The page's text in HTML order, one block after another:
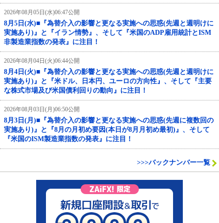
2026年08月05日(水)06:47公開
8月5日(水)■『為替介入の影響と更なる実施への思惑(先週と週明けに
実施あり)』と『イラン情勢』、そして『米国のADP雇用統計とISM
非製造業指数の発表』に注目！
2026年08月04日(火)06:44公開
8月4日(火)■『為替介入の影響と更なる実施への思惑(先週と週明けに
実施あり)』と『米ドル、日本円、ユーロの方向性』、そして『主要
な株式市場及び米国債利回りの動向』に注目！
2026年08月03日(月)06:50公開
8月3日(月)■『為替介入の影響と更なる実施への思惑(先週に複数回の
実施あり)』と『8月の月初め要因(本日が8月月初め最初)』、そして
『米国のISM製造業指数の発表』に注目！
>>>バックナンバー一覧